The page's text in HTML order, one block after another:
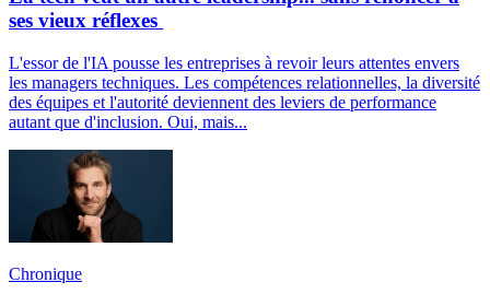
ses vieux réflexes
L'essor de l'IA pousse les entreprises à revoir leurs attentes envers
les managers techniques. Les compétences relationnelles, la diversité
des équipes et l'autorité deviennent des leviers de performance
autant que d'inclusion. Oui, mais...
Chronique